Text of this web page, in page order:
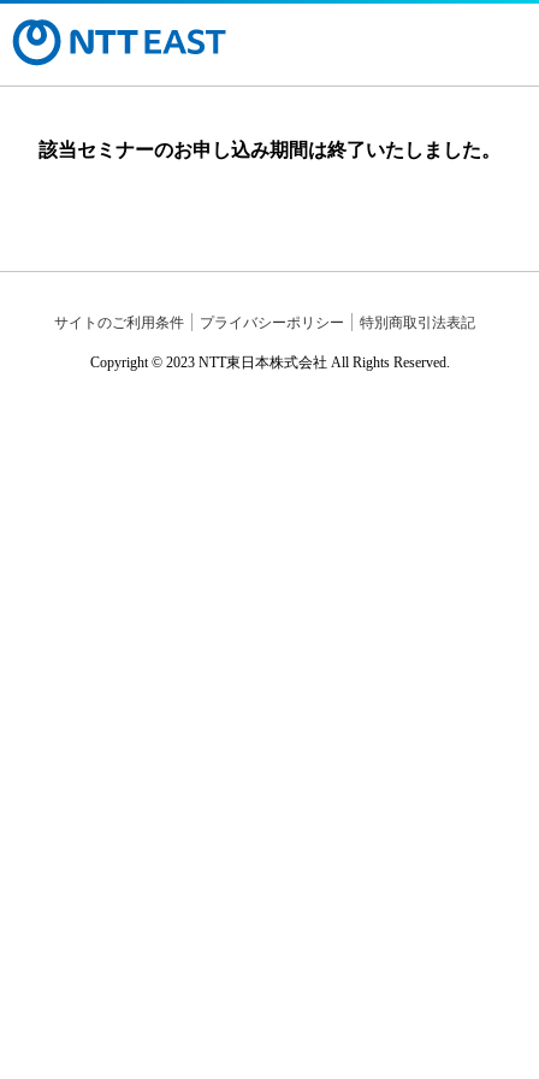
該当セミナーのお申し込み期間は終了いたしました。
サイトのご利用条件 プライバシーポリシー 特別商取引法表記
Copyright © 2023 NTT東日本株式会社 All Rights Reserved.